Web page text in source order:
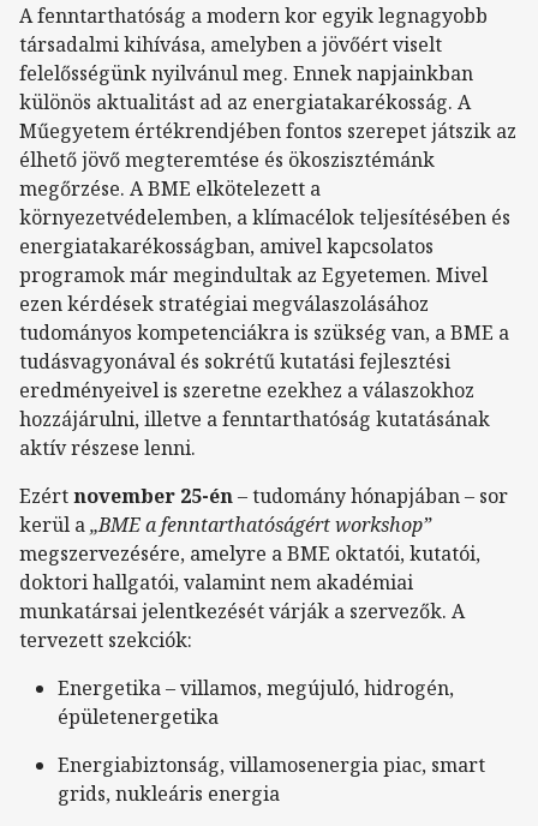
A fenntarthatóság a modern kor egyik legnagyobb
társadalmi kihívása, amelyben a jövőért viselt
felelősségünk nyilvánul meg. Ennek napjainkban
különös aktualitást ad az energiatakarékosság. A
Műegyetem értékrendjében fontos szerepet játszik az
élhető jövő megteremtése és ökoszisztémánk
megőrzése. A BME elkötelezett a
környezetvédelemben, a klímacélok teljesítésében és
energiatakarékosságban, amivel kapcsolatos
programok már megindultak az Egyetemen. Mivel
ezen kérdések stratégiai megválaszolásához
tudományos kompetenciákra is szükség van, a BME a
tudásvagyonával és sokrétű kutatási fejlesztési
eredményeivel is szeretne ezekhez a válaszokhoz
hozzájárulni, illetve a fenntarthatóság kutatásának
aktív részese lenni.
Ezértnovember 25-én– tudomány hónapjában – sor
kerül a„BME a fenntarthatóságért workshop”
megszervezésére, amelyre a BME oktatói, kutatói,
doktori hallgatói, valamint nem akadémiai
munkatársai jelentkezését várják a szervezők. A
tervezett szekciók:
Energetika – villamos, megújuló, hidrogén,
épületenergetika
Energiabiztonság, villamosenergia piac, smart
grids, nukleáris energia